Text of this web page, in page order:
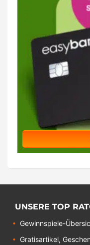
UNSERE TOP
Gewinnspiele-
Gratisartikel,